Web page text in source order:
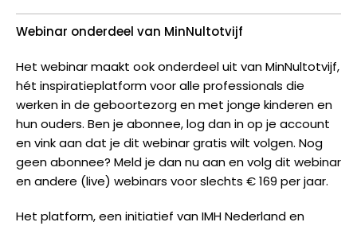
Webinar onderdeel van MinNultotvijf
Het webinar maakt ook onderdeel uit van MinNultotvijf,
hét inspiratieplatform voor alle professionals die
werken in de geboortezorg en met jonge kinderen en
hun ouders. Ben je abonnee, log dan in op je account
en vink aan dat je dit webinar gratis wilt volgen. Nog
geen abonnee? Meld je dan nu aan en volg dit webinar
en andere (live) webinars voor slechts € 169 per jaar.
Het platform, een initiatief van IMH Nederland en